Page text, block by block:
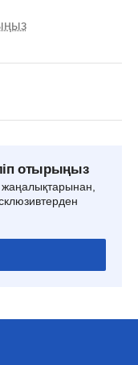
отырыңыз
жаңалықтарынан,